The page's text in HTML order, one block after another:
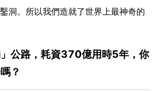
洞。所以我們造就了世界上最神奇的
公路，耗資370億用時5年，你
？